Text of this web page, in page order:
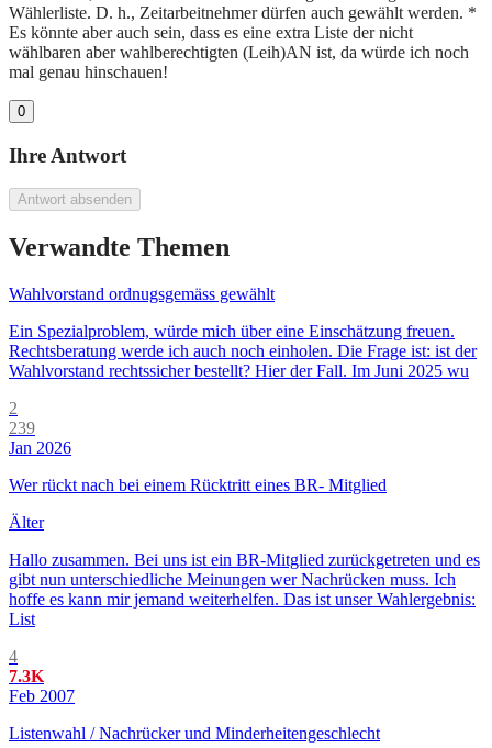
Wählerliste. D. h., Zeitarbeitnehmer dürfen auch gewählt werden. *
Es könnte aber auch sein, dass es eine extra Liste der nicht
wählbaren aber wahlberechtigten (Leih)AN ist, da würde ich noch
mal genau hinschauen!
0
Ihre Antwort
Antwort absenden
Verwandte Themen
Wahlvorstand ordnugsgemäss gewählt
Ein Spezialproblem, würde mich über eine Einschätzung freuen.
Rechtsberatung werde ich auch noch einholen. Die Frage ist: ist der
Wahlvorstand rechtssicher bestellt? Hier der Fall. Im Juni 2025 wu
2
239
Jan 2026
Wer rückt nach bei einem Rücktritt eines BR- Mitglied
Älter
Hallo zusammen. Bei uns ist ein BR-Mitglied zurückgetreten und es
gibt nun unterschiedliche Meinungen wer Nachrücken muss. Ich
hoffe es kann mir jemand weiterhelfen. Das ist unser Wahlergebnis:
List
4
7.3K
Feb 2007
Listenwahl / Nachrücker und Minderheitengeschlecht